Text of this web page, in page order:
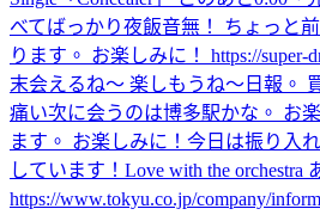
べてばっかり夜飯音無！ ちょっと
ります。 お楽しみに！ https://super-
末会えるね〜 楽しもうね〜 日報。
痛い次に会うのは博多駅かな。 お
ます。 お楽しみに！ 今日は振り入れ
しています！ Love with the
https://www.tokyu.co.jp/company/